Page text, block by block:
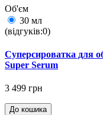
Об'єм
30 мл
(відгуків:0)
Суперсироватка для
Super Serum
3 499 грн
До кошика